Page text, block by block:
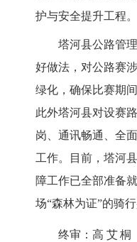
护与安全提升工程。
塔河县公路管
好做法，对公路赛
绿化，确保比赛期
此外塔河县对设赛
岗、通讯畅通、全
工作。目前，塔河
障工作已全部准备
场“森林为证”的骑行
终审： 高艾桐